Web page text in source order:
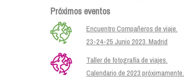
Próximos eventos
Encuentro Compañeros de viaje.
23-24-25 Junio 2023. Madrid
Taller de fotografía de viajes.
Calendario de 2023 próximamente.